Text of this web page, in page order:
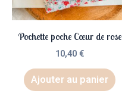
Pochette poche Cœur de rose
10,40 €
Ajouter au panier